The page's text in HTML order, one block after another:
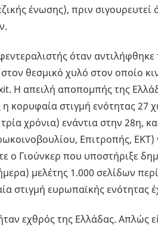
ένωσης), πριν σιγουρευτεί
όταν
θεσμικό χυλό στον οποίο
Η απειλή αποπομπής της
κορυφαία στιγμή ενότητας 27
χρόνια) ενάντια στην 28η,
Επιτροπής,
ο Γιούνκερ που υποστήριξε
μελέτης 1.000 σελίδων
στιγμή ευρωπαϊκής ενότητας
εχθρός της Ελλάδας. Απλώς